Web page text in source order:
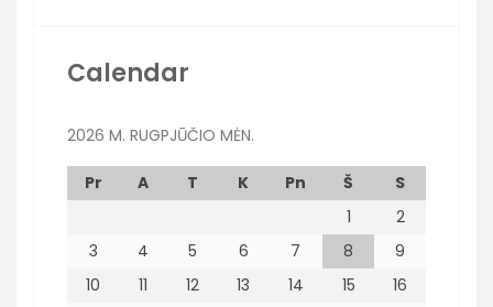
Calendar
2026 M. RUGPJŪČIO MĖN.
Pr A T K Pn Š
S
1
2
3
4 5 6 7 8
9
10
11 12 13 14 15
16